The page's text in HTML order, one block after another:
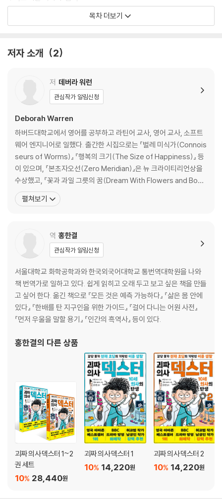
5 말이 오락가락: 술
9 이 옷으로 말하자면
좋은 말 나쁜 말
11 악담
12 믿음이 가는 말
13 애들 이야기
14 주문을 외워보자
15 마지막 한마디
동물의 세계
17 개 짖는 소리
무엇이라 부르랴
20 이름의 기원
21 족보와 정치
22 장안의 화제: 지명
23 나오는 대로, 들리는 대로: 말라프롭과 몬더그린
말도 가지가지
25 감옥살이 말글살이
29 게임의 언어
30 각양각색: 색깔
31 때를 이르는 말: 시간과 시기
32 몸으로 말해요: 신체 부위
33 참 이상한 말들
34 언어의 끝없는 여정
목차 더보기
저자 소개 2
저 데버라 워런
관심작가 알림신청
Deborah Warren
하버드대학교에서 영어를 공부하고 라틴어 교사, 영어 교사, 소프트
웨어 엔지니어로 일했다. 출간한 시집으로는 『벌레 미식가(Connois
seurs of Worms)』 『행복의 크기(The Size of Happiness)』 등
이 있으며, 『본초자오선(Zero Meridian)』은 뉴 크라이티리언상을
수상했고, 『꽃과 과일 그릇의 꿈(Dream With Flowers and Bowl
of Fruit)』은 리처드 윌버상을 수상했다. 로마 시인 아우소니우스 시
선 『모셀라강 외』를 번역하기도 했다. 《뉴요커》 《파리 리뷰》 등에도
펼쳐보기
역 홍한결
관심작가 알림신청
서울대학교 화학공학과와 한국외국어대학교 통번역대학원을 나와
책 번역가로 일하고 있다. 쉽게 읽히고 오래 두고 보고 싶은 책을 만들
고 싶어 한다. 옮긴 책으로 『모든 것은 예측 가능하다』 『삶은 몸 안에
있다』 『한배를 탄 지구인을 위한 가이드』 『걸어 다니는 어원 사전』
『먼저 우울을 말할 용기』 『인간의 흑역사』 등이 있다.
홍한결의 다른 상품
괴짜 의사 덱스터 1~2
권 세트
28,440원
10%
괴짜 의사 덱스터 1
14,220원
10%
괴짜 의사 덱스터 2
14,220원
10%